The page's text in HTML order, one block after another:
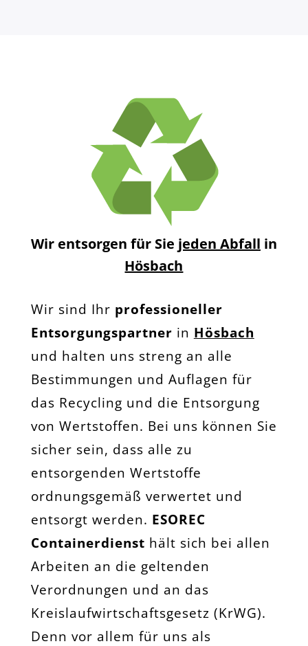
Wir entsorgen für Sie jeden Abfall in
Hösbach
Wir sind Ihr professioneller
Entsorgungspartner in Hösbach
und halten uns streng an alle
Bestimmungen und Auflagen für
das Recycling und die Entsorgung
von Wertstoffen. Bei uns können Sie
sicher sein, dass alle zu
entsorgenden Wertstoffe
ordnungsgemäß verwertet und
entsorgt werden. ESOREC
Containerdienst hält sich bei allen
Arbeiten an die geltenden
Verordnungen und an das
Kreislaufwirtschaftsgesetz (KrWG).
Denn vor allem für uns als